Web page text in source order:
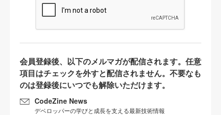
会員登録後、以下のメルマガが配信されます。任意
項目はチェックを外すと配信されません。不要なも
のは登録後にいつでも解除いただけます。
CodeZine News
デベロッパーの学びと成長を支える最新技術情報